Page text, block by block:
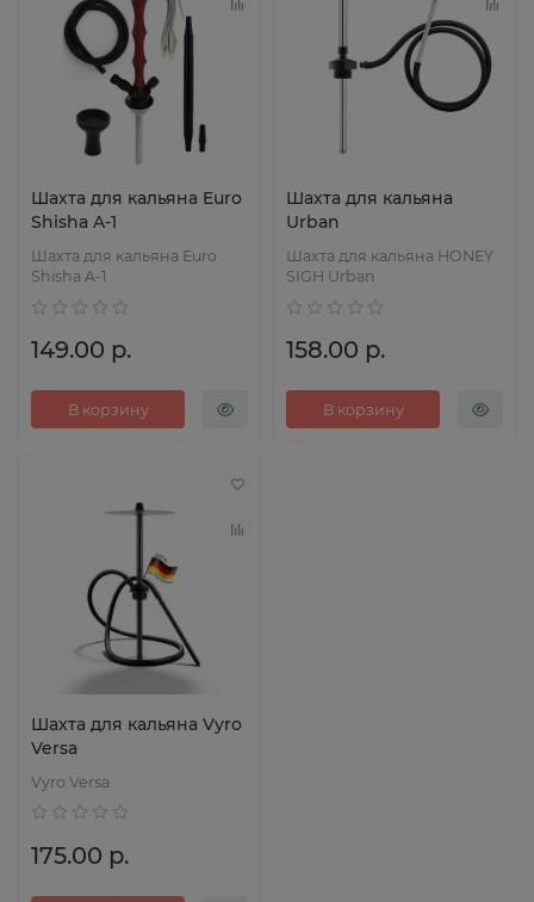
Шахта для кальяна Euro
Shisha A-1
Шахта для кальяна Euro
Shisha A-1
149.00 р.
В корзину
Шахта для кальяна
Urban
Шахта для кальяна HONEY
SIGH Urban
158.00 р.
В корзину
Шахта для кальяна Vyro
Versa
Vyro Versa
175.00 р.